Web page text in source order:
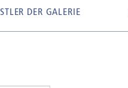
DER GALERIE